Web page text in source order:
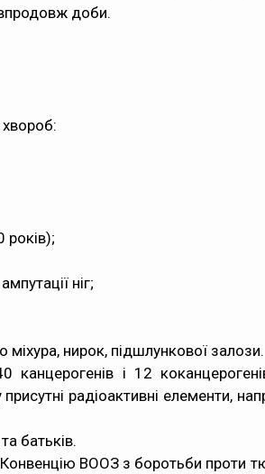
доби.
хвороб:
років);
ніг;
міхура, нирок, підшлункової залози.
і 12
радіоактивні елементи,
батьків.
Конвенцію ВООЗ з боротьби проти